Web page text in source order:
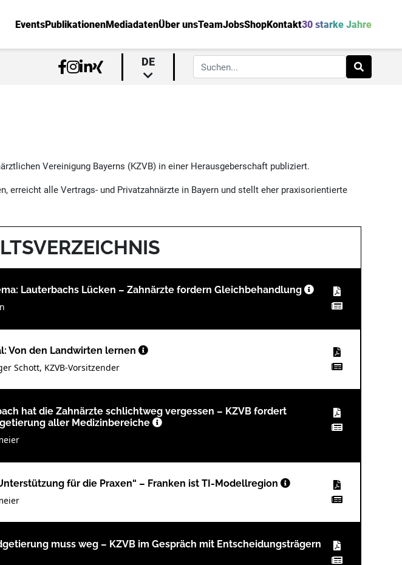
EventsPublikationenMediadatenÜber unsTeamJobsShopKontakt30 starke Jahre
DE
Vereinigung Bayerns (KZVB) in einer Herausgeberschaft publiziert.
erreicht alle Vertrags- und Privatzahnärzte in Bayern und stellt eher praxisorientierte
Lauterbachs Lücken – Zahnärzte fordern Gleichbehandlung
Von den Landwirten lernen
Schott, KZVB-Vorsitzender
hat die Zahnärzte schlichtweg vergessen – KZVB fordert
aller Medizinbereiche
für die Praxen“ – Franken ist TI-Modellregion
muss weg – KZVB im Gespräch mit Entscheidungsträgern